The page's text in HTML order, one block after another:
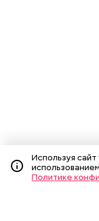
Используя
Политике